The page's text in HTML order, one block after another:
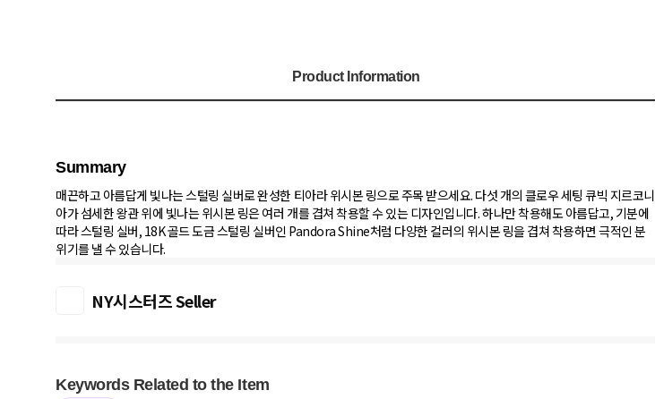
Product Information
Summary
매끈하고 아름답게 빛나는 스털링 실버로 완성한 티아라 위시본 링으로 주목 받으세요. 다섯 개의 클로우 세팅 큐빅 지르코니
아가 섬세한 왕관 위에 빛나는 위시본 링은 여러 개를 겹쳐 착용할 수 있는 디자인입니다. 하나만 착용해도 아름답고, 기분에
따라 스털링 실버, 18K 골드 도금 스털링 실버인 Pandora Shine처럼 다양한 컬러의 위시본 링을 겹쳐 착용하면 극적인 분
위기를 낼 수 있습니다.
NY시스터즈 Seller
Keywords Related to the Item